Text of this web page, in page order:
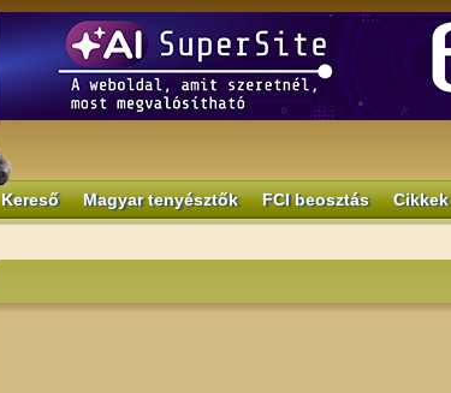
Kereső Magyar tenyésztők FCI beosztás Cikkek